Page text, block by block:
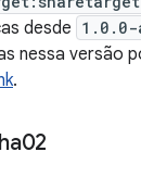
desde 1.0.0-
nessa versão
.